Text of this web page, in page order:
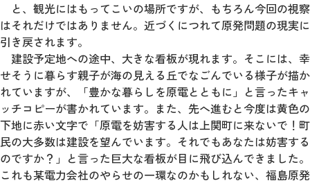
と、観光にはもってこいの場所ですが、もちろん今回の視察
はそれだけではありません。近づくにつれて原発問題の現実に
引き戻されます。
建設予定地への途中、大きな看板が現れます。そこには、幸
せそうに暮らす親子が海の見える丘でなごんでいる様子が描か
れていますが、「豊かな暮らしを原電とともに」と言ったキャ
ッチコピーが書かれています。また、先へ進むと今度は黄色の
下地に赤い文字で「原電を妨害する人は上関町に来ないで！町
民の大多数は建設を望んでいます。それでもあなたは妨害する
のですか？」と言った巨大な看板が目に飛び込んできました。
これも某電力会社のやらせの一環なのかもしれない、福島原発